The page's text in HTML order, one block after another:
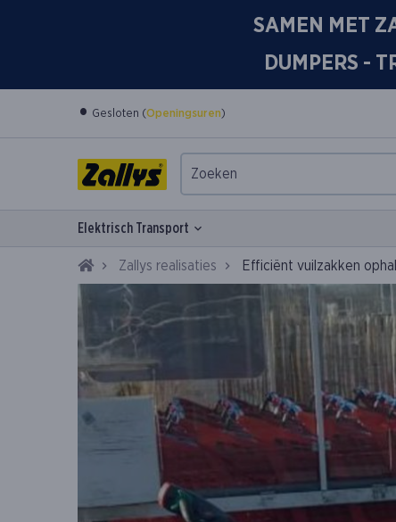
SAMEN MET
DUMPERS -
• Gesloten (Openingsuren)
Elektrisch Transport
HomeZallys realisaties Efficiënt vuilzakken